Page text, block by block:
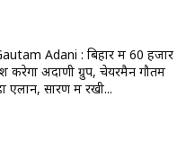
Adani : बिहार में 60 हजार
करेगा अदाणी ग्रुप, चेयरमैन गौतम
एलान, सारण में रखी...